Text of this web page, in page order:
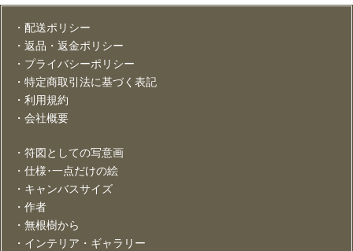
・配送ポリシー
・返品・返金ポリシー
・プライバシーポリシー
・特定商取引法に基づく表記
・利用規約
・会社概要
・符図としての写意画
・仕様･一点だけの絵
・キャンバスサイズ
・作者
・無根樹から
・インテリア・ギャラリー